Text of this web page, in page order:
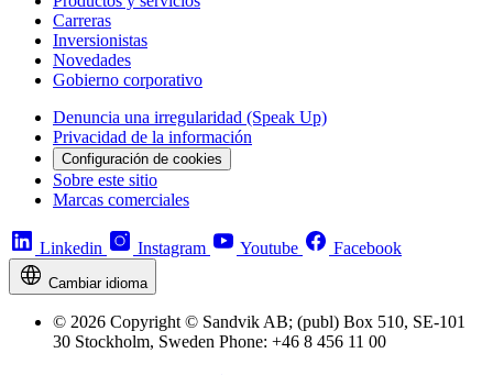
Carreras
Inversionistas
Novedades
Gobierno corporativo
Denuncia una irregularidad (Speak Up)
Privacidad de la información
Configuración de cookies
Sobre este sitio
Marcas comerciales
Linkedin Instagram Youtube Facebook
Cambiar idioma
© 2026 Copyright © Sandvik AB; (publ) Box 510, SE-101
30 Stockholm, Sweden Phone: +46 8 456 11 00